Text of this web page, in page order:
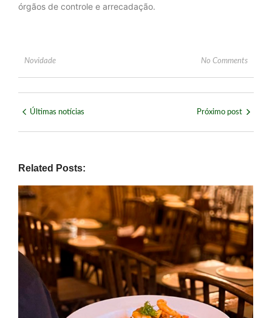
órgãos de controle e arrecadação.
Novidade No Comments
Últimas notícias Próximo post
Related Posts: